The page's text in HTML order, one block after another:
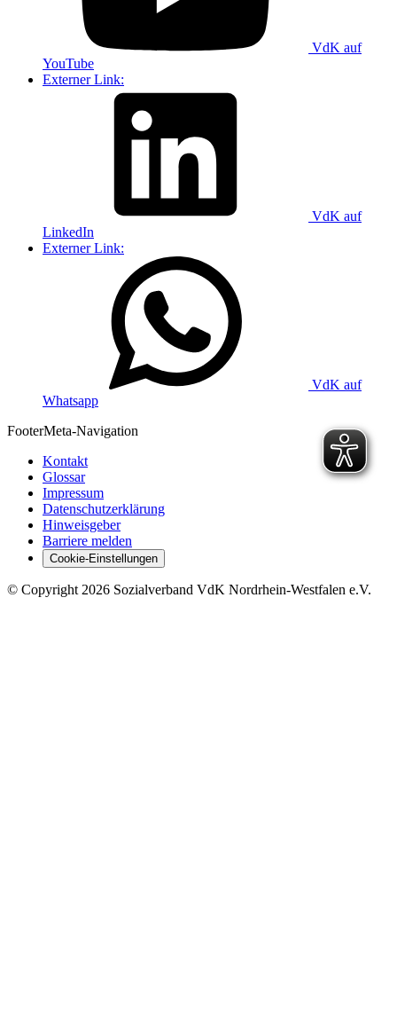
VdK auf
YouTube
Externer Link:
VdK auf
LinkedIn
Externer Link:
VdK auf
Whatsapp
FooterMeta-Navigation
Kontakt
Glossar
Impressum
Datenschutzerklärung
Hinweisgeber
Barriere melden
Cookie-Einstellungen
© Copyright 2026 Sozialverband VdK Nordrhein-Westfalen e.V.